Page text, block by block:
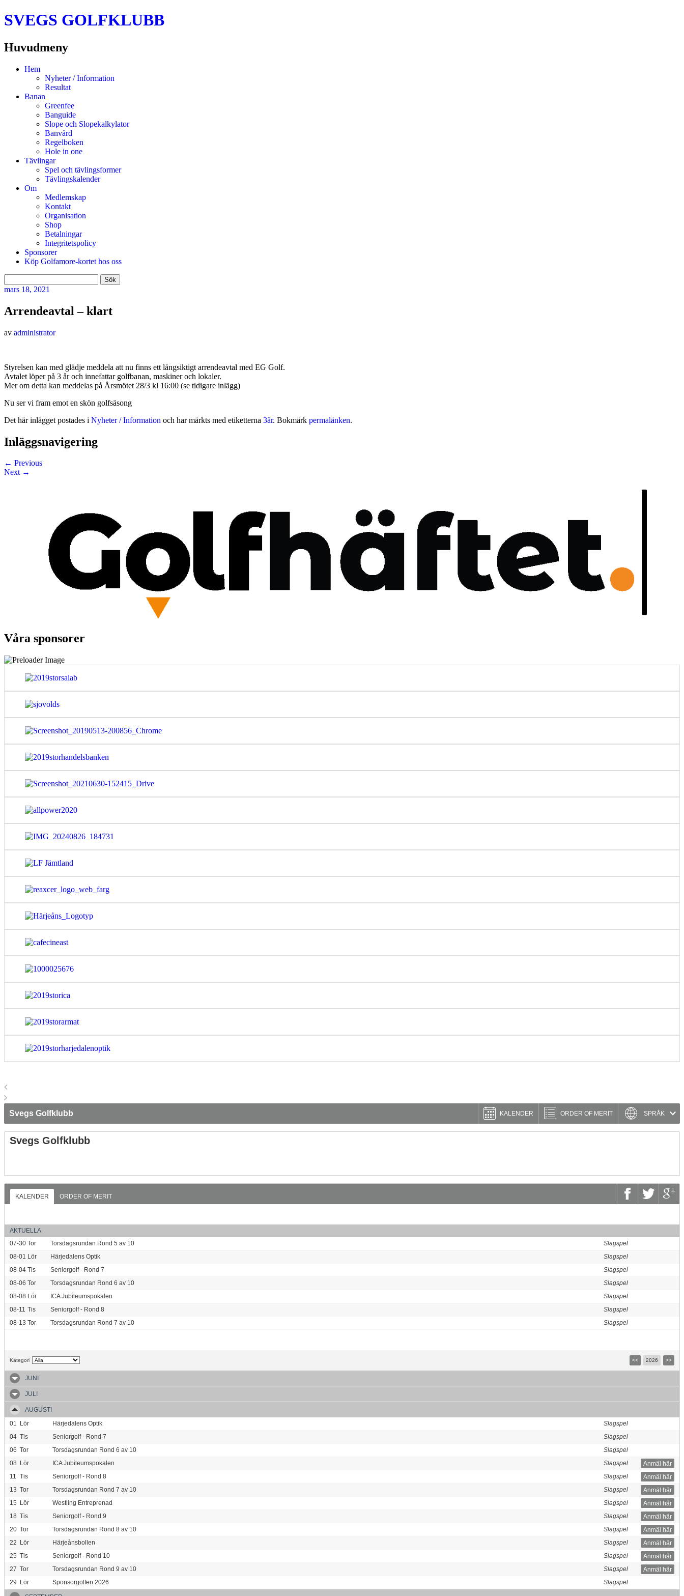
SVEGS GOLFKLUBB
Huvudmeny
HoppaHem
Nyheter / Information
Resultat
Banan
Greenfee
Banguide
Slope och Slopekalkylator
Banvård
Regelboken
Hole in one
Tävlingar
Spel och tävlingsformer
Tävlingskalender
Om
Medlemskap
Kontakt
Organisation
Shop
Betalningar
Integritetspolicy
Sponsorer
Köp Golfamore-kortet hos oss
efter:
mars 18, 2021
Arrendeavtal – klart
av administrator
Styrelsen kan med glädje meddela att nu finns ett långsiktigt arrendeavtal med EG Golf.
Avtalet löper på 3 år och innefattar golfbanan, maskiner och lokaler.
Mer om detta kan meddelas på Årsmötet 28/3 kl 16:00 (se tidigare inlägg)
Nu ser vi fram emot en skön golfsäsong
Det här inlägget postades i Nyheter / Information och har märkts med etiketterna 3år. Bokmärk permalänken.
Inläggsnavigering
← Previous
Next →
Våra sponsorer
Svegs Golfklubb KALENDER ORDER OF MERIT SPRÅK
Svegs Golfklubb
KALENDER ORDER OF MERIT
AKTUELLA
07-30 Tor Slagspel
Torsdagsrundan Rond 5 av 10
08-01 Lör Slagspel
Härjedalens Optik
08-04 Tis Slagspel
Seniorgolf - Rond 7
08-06 Tor Slagspel
Torsdagsrundan Rond 6 av 10
08-08 Lör Slagspel
ICA Jubileumspokalen
08-11 Tis Slagspel
Seniorgolf - Rond 8
08-13 Tor Slagspel
Torsdagsrundan Rond 7 av 10
<< 2026 >>
Kategori
JUNI
JULI
AUGUSTI
01
Lör Slagspel
Härjedalens Optik
04 Tis Slagspel
Seniorgolf - Rond 7
06 Tor Slagspel
Torsdagsrundan Rond 6 av 10
08 Lör Anmäl här
Slagspel
ICA Jubileumspokalen
11
Tis Anmäl här
Slagspel
Seniorgolf - Rond 8
13 Tor Anmäl här
Slagspel
Torsdagsrundan Rond 7 av 10
15 Lör Anmäl här
Slagspel
Westling Entreprenad
18 Tis Anmäl här
Slagspel
Seniorgolf - Rond 9
20 Tor Anmäl här
Slagspel
Torsdagsrundan Rond 8 av 10
22 Lör Anmäl här
Slagspel
Härjeånsbollen
25 Tis Anmäl här
Slagspel
Seniorgolf - Rond 10
27 Tor Anmäl här
Slagspel
Torsdagsrundan Rond 9 av 10
29 Lör Slagspel
Sponsorgolfen 2026